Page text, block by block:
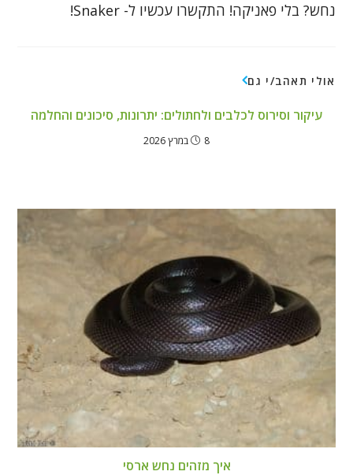
נחש? בלי פאניקה! התקשרו עכשיו ל- Snaker!
אולי תאהב/י גם
עיקור וסירוס לכלבים ולחתולים: יתרונות, סיכונים והחלמה
8 במרץ 2026
איך מזהים נחש ארסי